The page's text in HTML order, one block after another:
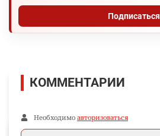
Подписаться
КОММЕНТАРИИ
Необходимо авторизоваться